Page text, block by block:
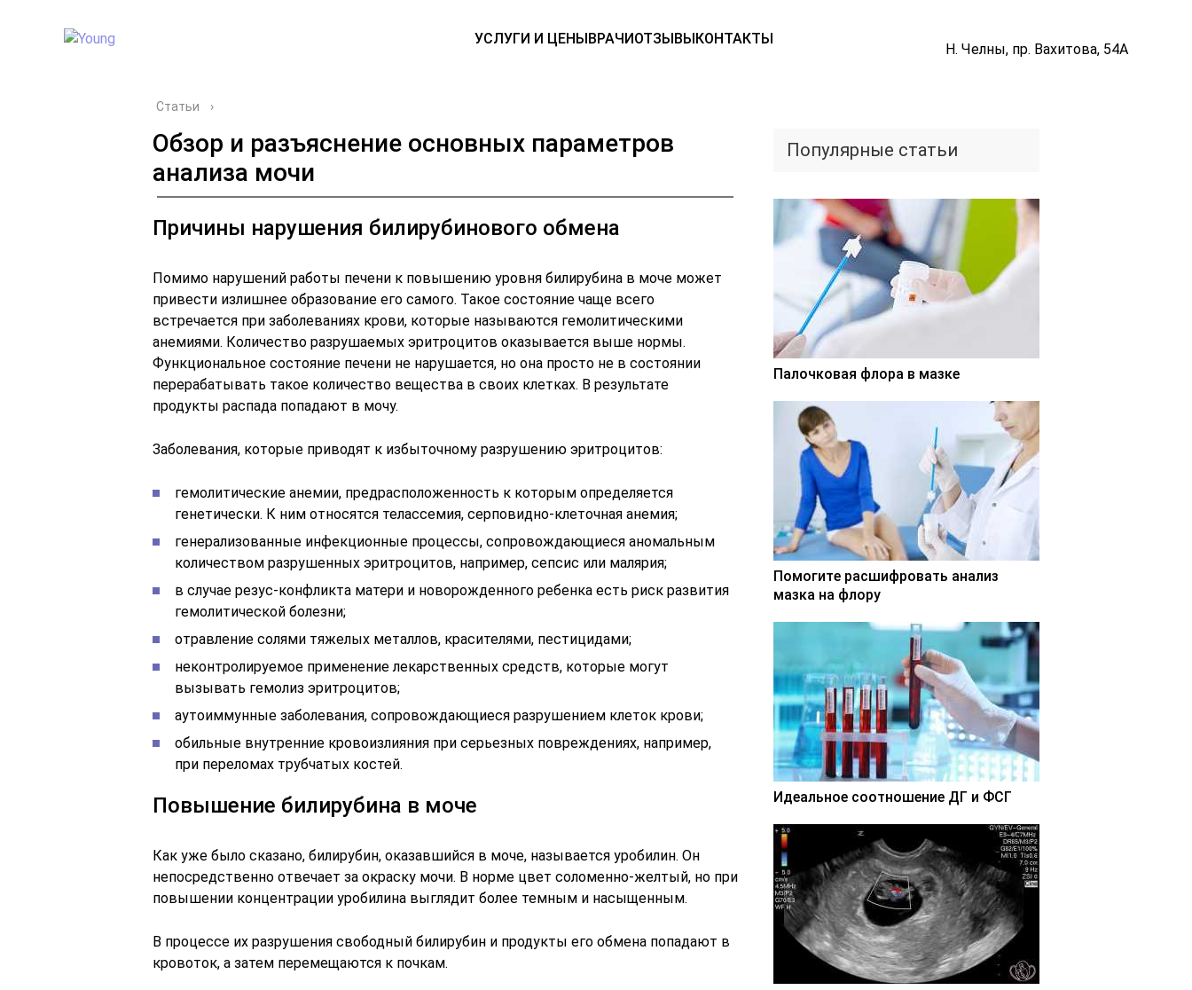
УСЛУГИ И ЦЕНЫВРАЧИОТЗЫВЫКОНТАКТЫ
Н. Челны, пр. Вахитова, 54А
Статьи ›
Обзор и разъяснение основных параметров
анализа мочи
Причины нарушения билирубинового обмена
Помимо нарушений работы печени к повышению уровня билирубина в моче может
привести излишнее образование его самого. Такое состояние чаще всего
встречается при заболеваниях крови, которые называются гемолитическими
анемиями. Количество разрушаемых эритроцитов оказывается выше нормы.
Функциональное состояние печени не нарушается, но она просто не в состоянии
перерабатывать такое количество вещества в своих клетках. В результате
продукты распада попадают в мочу.
Заболевания, которые приводят к избыточному разрушению эритроцитов:
гемолитические анемии, предрасположенность к которым определяется
генетически. К ним относятся телассемия, серповидно-клеточная анемия;
генерализованные инфекционные процессы, сопровождающиеся аномальным
количеством разрушенных эритроцитов, например, сепсис или малярия;
в случае резус-конфликта матери и новорожденного ребенка есть риск развития
гемолитической болезни;
отравление солями тяжелых металлов, красителями, пестицидами;
неконтролируемое применение лекарственных средств, которые могут
вызывать гемолиз эритроцитов;
аутоиммунные заболевания, сопровождающиеся разрушением клеток крови;
обильные внутренние кровоизлияния при серьезных повреждениях, например,
при переломах трубчатых костей.
Повышение билирубина в моче
Как уже было сказано, билирубин, оказавшийся в моче, называется уробилин. Он
непосредственно отвечает за окраску мочи. В норме цвет соломенно-желтый, но при
повышении концентрации уробилина выглядит более темным и насыщенным.
В процессе их разрушения свободный билирубин и продукты его обмена попадают в
кровоток, а затем перемещаются к почкам.
Популярные статьи
Палочковая флора в мазке
Помогите расшифровать анализ
мазка на флору
Идеальное соотношение ДГ и ФСГ